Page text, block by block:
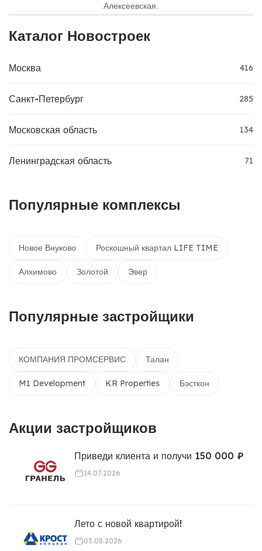
Алексеевская.
Каталог Новостроек
Москва 416
Санкт-Петербург 285
Московская область 134
Ленинградская область 71
Популярные комплексы
Новое Внуково Роскошный квартал LIFE TIME
Алхимово Золотой Эвер
Популярные застройщики
КОМПАНИЯ ПРОМСЕРВИС Талан
M1 Development KR Properties Бэсткон
Акции застройщиков
Приведи клиента и получи 150 000 ₽
14.07.2026
Лето с новой квартирой!
03.08.2026